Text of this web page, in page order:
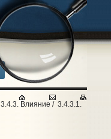
3.4.3. Влияние / 3.4.3.1.